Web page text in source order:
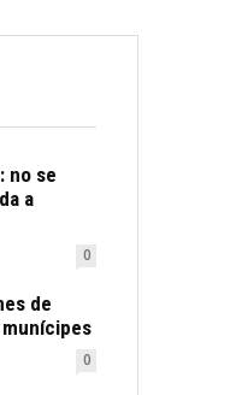
no se
a
0
de
0